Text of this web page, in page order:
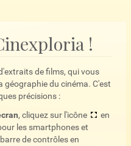
!
de films, qui vous
géographie du cinéma. C'est
précisions :
, cliquez sur l'icône
en
les smartphones et
de contrôles en